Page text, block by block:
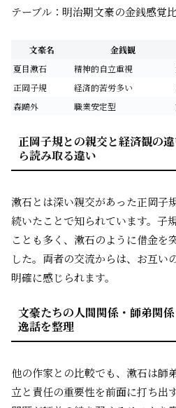
テーブル：明治期文豪の金銭感覚
文豪名 金銭観
夏目漱石
精神的自立重視
正岡子規
経済的苦労多い
森鷗外
職業安定型
正岡子規との親交と経済観の
ら読み取る違い
漱石とは深い親交があった正岡子
続いたことで知られています。子
ことも多く、漱石のように借金を
した。両者の交流からは、お互い
明確に感じられます。
文豪たちの人間関係・師弟関
逸話を整理
他の作家との比較でも、漱石は師
立と責任の重要性を前面に打ち出